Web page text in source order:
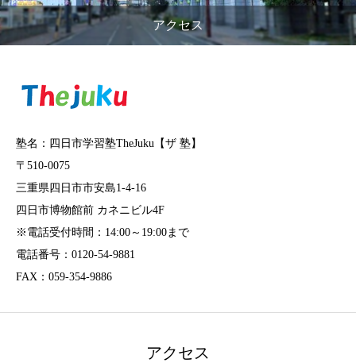
アクセス
塾名：四日市学習塾TheJuku【ザ 塾】
〒510-0075
三重県四日市市安島1-4-16
四日市博物館前 カネニビル4F
※電話受付時間：14:00～19:00まで
電話番号：0120-54-9881
FAX：059-354-9886
アクセス